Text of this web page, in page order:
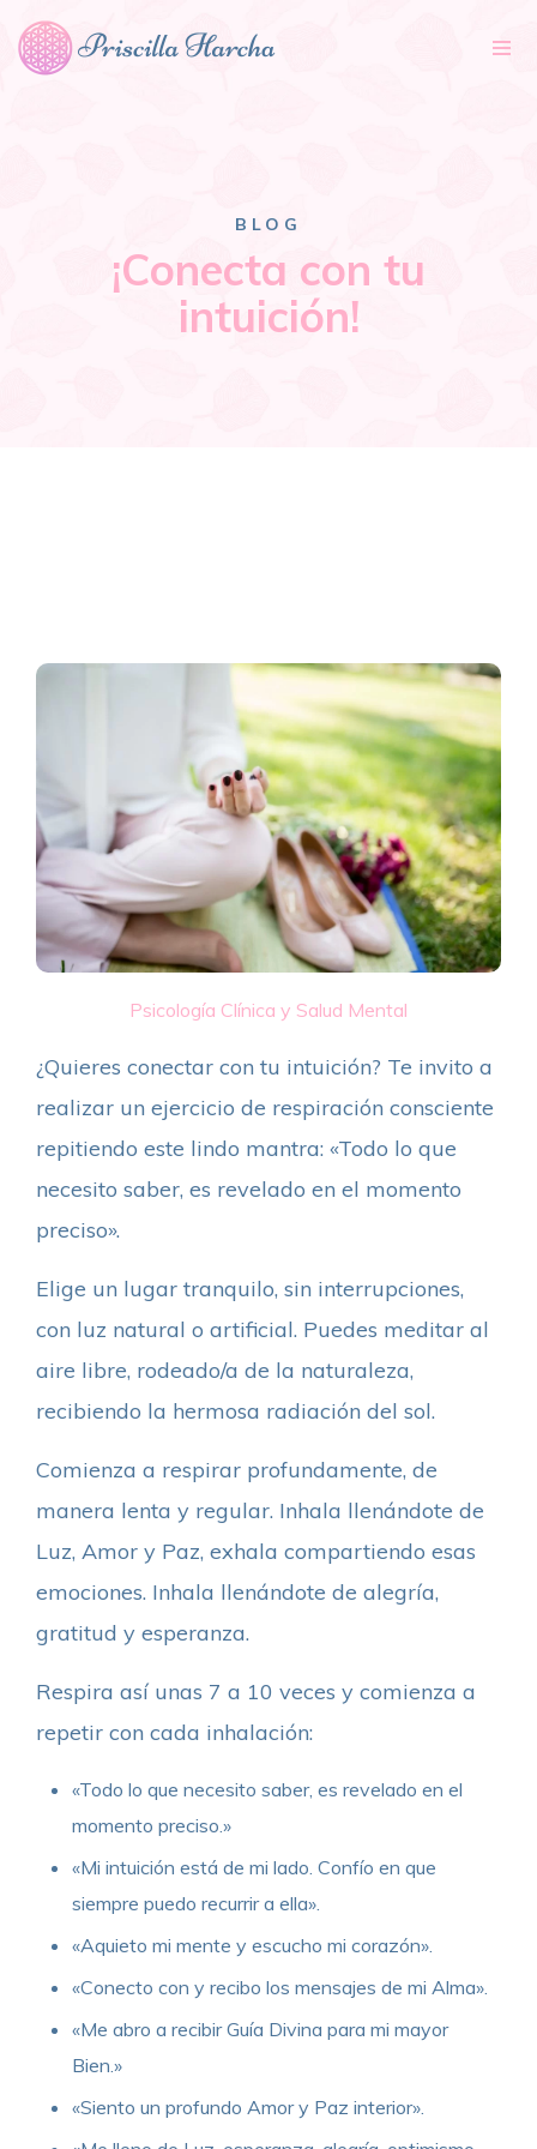
BLOG
¡Conecta con tu
intuición!
Psicología Clínica y Salud Mental
¿Quieres conectar con tu intuición? Te invito a
realizar un ejercicio de respiración consciente
repitiendo este lindo mantra: «Todo lo que
necesito saber, es revelado en el momento
preciso».
Elige un lugar tranquilo, sin interrupciones,
con luz natural o artificial. Puedes meditar al
aire libre, rodeado/a de la naturaleza,
recibiendo la hermosa radiación del sol.
Comienza a respirar profundamente, de
manera lenta y regular. Inhala llenándote de
Luz, Amor y Paz, exhala compartiendo esas
emociones. Inhala llenándote de alegría,
gratitud y esperanza.
Respira así unas 7 a 10 veces y comienza a
repetir con cada inhalación:
«Todo lo que necesito saber, es revelado en el
momento preciso.»
«Mi intuición está de mi lado. Confío en que
siempre puedo recurrir a ella».
«Aquieto mi mente y escucho mi corazón».
«Conecto con y recibo los mensajes de mi Alma».
«Me abro a recibir Guía Divina para mi mayor
Bien.»
«Siento un profundo Amor y Paz interior».